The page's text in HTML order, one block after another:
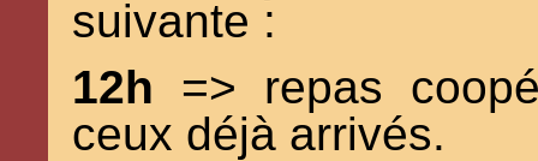
suivante :
12h => repas
ceux déjà arrivés.